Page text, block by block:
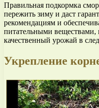
Правильная подкормка
пережить зиму и даст
рекомендациям и
питательными
качественный урожай в
Укрепление